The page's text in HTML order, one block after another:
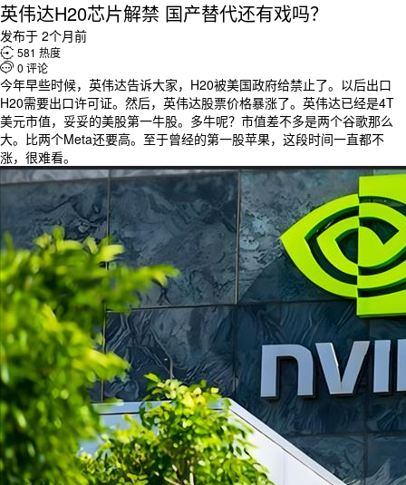
英伟达H20芯片解禁 国产替代还有戏吗？
发布于 2个月前
 581 热度
 0 评论
今年早些时候，英伟达告诉大家，H20被美国政府给禁止了。以后出口
H20需要出口许可证。然后，英伟达股票价格暴涨了。英伟达已经是4T
美元市值，妥妥的美股第一牛股。多牛呢？市值差不多是两个谷歌那么
大。比两个Meta还要高。至于曾经的第一股苹果，这段时间一直都不
涨，很难看。